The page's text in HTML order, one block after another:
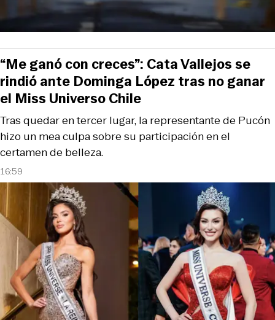
16:59
Tras quedar en tercer lugar, la representante de Pucón
hizo un mea culpa sobre su participación en el
certamen de belleza.
“Me ganó con creces”: Cata Vallejos se
rindió ante Dominga López tras no ganar
el Miss Universo Chile